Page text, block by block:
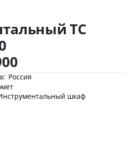
ТС
Россия
шкаф